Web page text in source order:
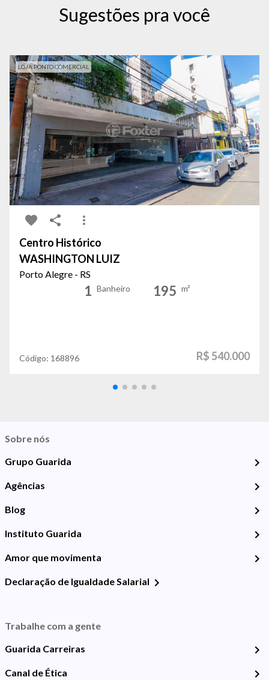
Sugestões pra você
LOJA PONTO COMERCIAL
Centro Histórico
WASHINGTON LUIZ
Porto Alegre - RS
1 Banheiro 195 m²
Código: 168896 R$ 540.000
Sobre nós
Grupo Guarida
Agências
Blog
Instituto Guarida
Amor que movimenta
Declaração de Igualdade Salarial
Trabalhe com a gente
Guarida Carreiras
Canal de Ética